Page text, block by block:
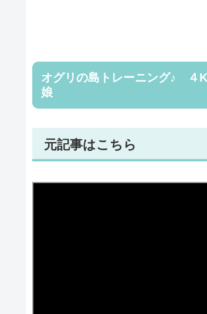
オグリの島トレーニング♪ ４
娘
元記事はこちら